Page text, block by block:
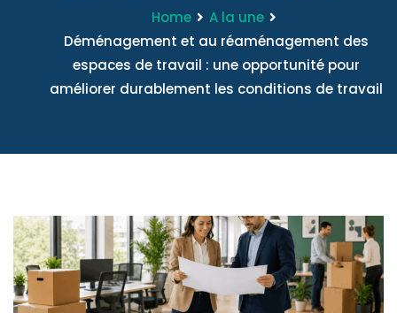
Home
A la une
Déménagement et au réaménagement des
espaces de travail : une opportunité pour
améliorer durablement les conditions de travail